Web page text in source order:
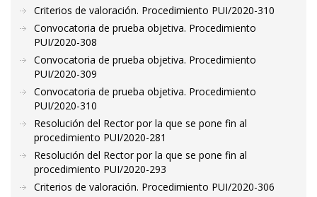
Criterios de valoración. Procedimiento PUI/2020-310
Convocatoria de prueba objetiva. Procedimiento
PUI/2020-308
Convocatoria de prueba objetiva. Procedimiento
PUI/2020-309
Convocatoria de prueba objetiva. Procedimiento
PUI/2020-310
Resolución del Rector por la que se pone fin al
procedimiento PUI/2020-281
Resolución del Rector por la que se pone fin al
procedimiento PUI/2020-293
Criterios de valoración. Procedimiento PUI/2020-306